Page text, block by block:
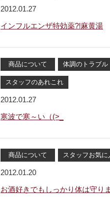
2012.01.27
インフルエンザ特効薬?!麻黄湯
商品について 体調のトラブル
スタッフのあれこれ
2012.01.27
寒波で寒～い（(>_
商品について スタッフお気に
2012.01.20
お酒好きでもしっかり体は守り